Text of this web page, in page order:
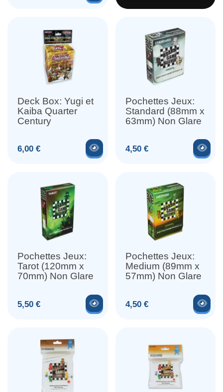
Deck Box: Yugi et
Kaiba Quarter
Century
Prix
6,00 € Voir le produit
Pochettes Jeux:
Standard (88mm x
63mm) Non Glare
Prix
4,50 €
Pochettes Jeux:
Tarot (120mm x
70mm) Non Glare
Prix
5,50 € Voir le produit
Pochettes Jeux:
Medium (89mm x
57mm) Non Glare
Prix
4,50 €